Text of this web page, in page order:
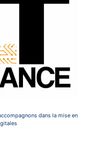
dans la mise en